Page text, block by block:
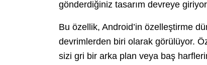
gönderdiğiniz tasarım devreye
Bu özellik, Android’in özelleştirme
devrimlerden biri olarak görülüyor.
sizi gri bir arka plan veya baş